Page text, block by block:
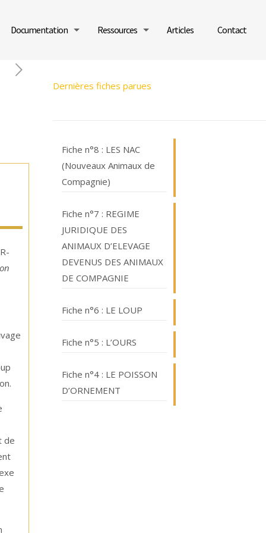
Documentation Ressources Articles Contact
de
Dernières fiches parues
Fiche n°8 : LES NAC
(Nouveaux Animaux de
Compagnie)
Fiche n°7 : REGIME
JURIDIQUE DES
ANIMAUX D’ELEVAGE
DEVENUS DES ANIMAUX
DE COMPAGNIE
Fiche n°6 : LE LOUP
Fiche n°5 : L’OURS
Fiche n°4 : LE POISSON
D’ORNEMENT